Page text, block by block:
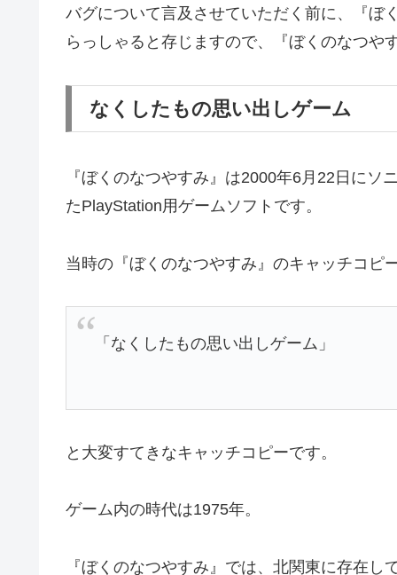
バグについて言及させていただく前に、『ぼ
らっしゃると存じますので、『ぼくのなつや
なくしたもの思い出しゲーム
『ぼくのなつやすみ』は2000年6月22日に
たPlayStation用ゲームソフトです。
当時の『ぼくのなつやすみ』のキャッチコピ
「なくしたもの思い出しゲーム」
と大変すてきなキャッチコピーです。
ゲーム内の時代は1975年。
『ぼくのなつやすみ』では、北関東に存在